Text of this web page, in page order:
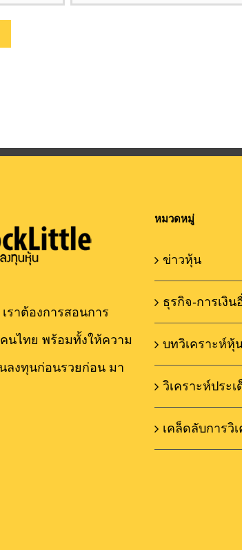
ราต้องการสอนการ
นไทย พร้อมทั้งให้ความ
ลงทุนก่อนรวยก่อน มา
หมวดหมู่
ข่าวหุ้น
ธุรกิจ-การเงิน
บทวิเคราะห์หุ้
วิเคราะห์ประ
เคล็ดลับการวิ